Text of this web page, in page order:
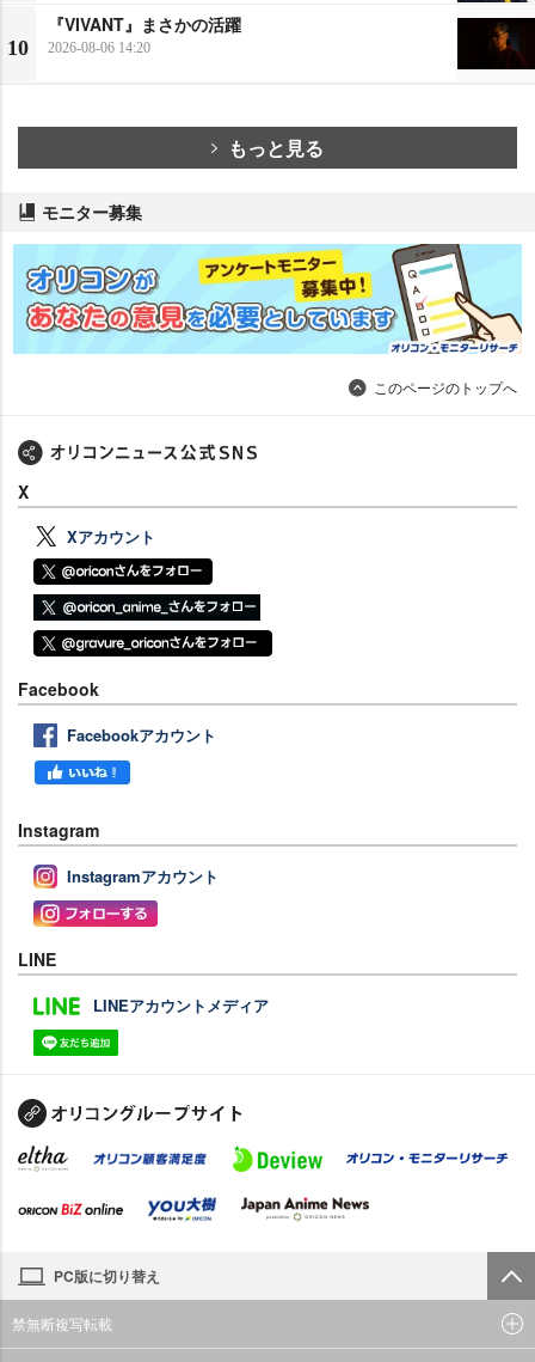
10
『VIVANT』まさかの活躍
2026-08-06 14:20
もっと見る
モニター募集
このページのトップへ
X
Xアカウント
Facebook
Facebookアカウント
Instagram
Instagramアカウント
LINE
LINEアカウントメディア
PC版に切り替え
禁無断複写転載